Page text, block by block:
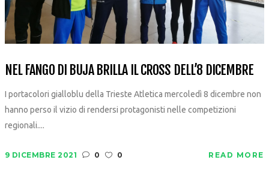
NEL FANGO DI BUJA BRILLA IL CROSS DELL’8 DICEMBRE
I portacolori gialloblu della Trieste Atletica mercoledì 8 dicembre non
hanno perso il vizio di rendersi protagonisti nelle competizioni
regionali....
9 DICEMBRE 2021 0 0 READ MORE